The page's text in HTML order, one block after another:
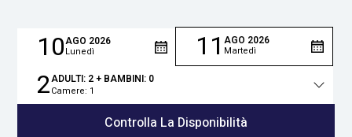
10AGO 2026
Lunedì 11AGO 2026
Martedì
Totale
2ADULTI: 2+ BAMBINI: 0
Camere: 1
Controlla La Disponibilità